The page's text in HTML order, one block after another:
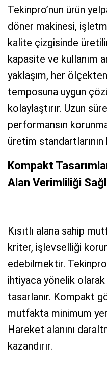
Tekinpro’nun ürün
döner makinesi,
kalite çizgisinde
kapasite ve kullanım
yaklaşım, her
temposuna uygun
kolaylaştırır. Uzun
performansın
üretim
Kompakt
Alan Verimliliği
Kısıtlı alana sahip
kriter, işlevselliği
edebilmektir.
ihtiyaca yönelik
tasarlanır. Kompakt
mutfakta minimum yer
Hareket alanını
kazandırır.